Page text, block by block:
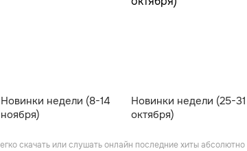
Новинки недели (8-14
ноября)
Новинки недели (25-31
октября)
скачать или слушать онлайн последние хиты